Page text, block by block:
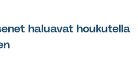
haluavat houkutella